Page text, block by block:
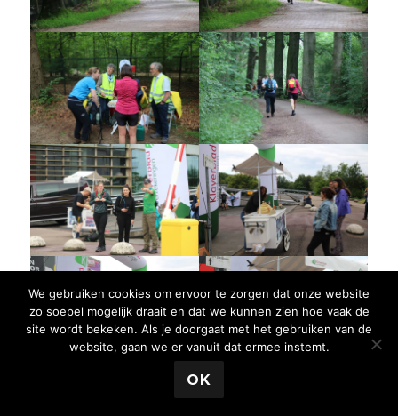
We gebruiken cookies om ervoor te zorgen dat onze website
zo soepel mogelijk draait en dat we kunnen zien hoe vaak de
site wordt bekeken. Als je doorgaat met het gebruiken van de
website, gaan we er vanuit dat ermee instemt.
OK